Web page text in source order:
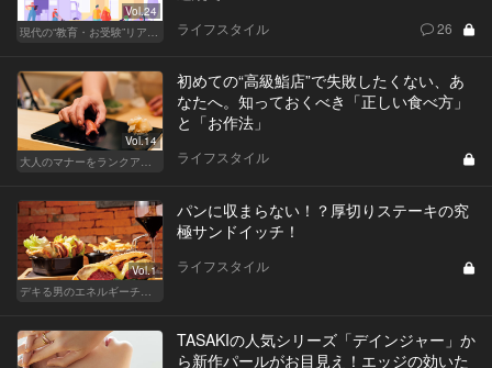
Vol.24
ライフスタイル 26
Vol.14
初めての“高級鮨店”で失敗したくない、あ
なたへ。知っておくべき「正しい食べ方」
と「お作法」
ライフスタイル
Vol.1
パンに収まらない！？厚切りステーキの究
極サンドイッチ！
ライフスタイル
TASAKIの人気シリーズ「デインジャー」か
ら新作パールがお目見え！エッジの効いた